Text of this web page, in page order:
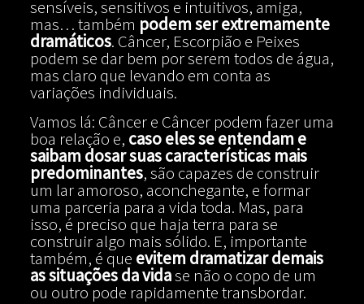
sensíveis, sensitivos e intuitivos, amiga,
mas… também podem ser extremamente
dramáticos. Câncer, Escorpião e Peixes
podem se dar bem por serem todos de água,
mas claro que levando em conta as
variações individuais.
Vamos lá: Câncer e Câncer podem fazer uma
boa relação e, caso eles se entendam e
saibam dosar suas características mais
predominantes, são capazes de construir
um lar amoroso, aconchegante, e formar
uma parceria para a vida toda. Mas, para
isso, é preciso que haja terra para se
construir algo mais sólido. E, importante
também, é que evitem dramatizar demais
as situações da vidase não o copo de um
ou outro pode rapidamente transbordar.